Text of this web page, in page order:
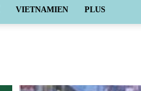
VIETNAMIEN PLUS